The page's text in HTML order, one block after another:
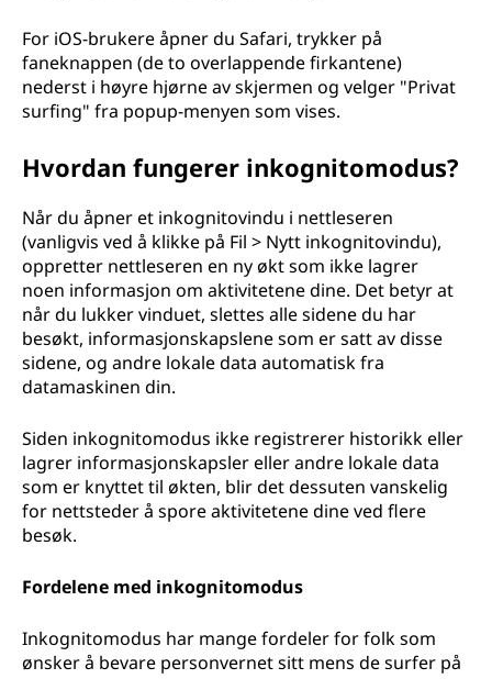
For iOS-brukere åpner du Safari, trykker på
faneknappen (de to overlappende firkantene)
nederst i høyre hjørne av skjermen og velger "Privat
surfing" fra popup-menyen som vises.
Hvordan fungerer inkognitomodus?
Når du åpner et inkognitovindu i nettleseren
(vanligvis ved å klikke på Fil > Nytt inkognitovindu),
oppretter nettleseren en ny økt som ikke lagrer
noen informasjon om aktivitetene dine. Det betyr at
når du lukker vinduet, slettes alle sidene du har
besøkt, informasjonskapslene som er satt av disse
sidene, og andre lokale data automatisk fra
datamaskinen din.
Siden inkognitomodus ikke registrerer historikk eller
lagrer informasjonskapsler eller andre lokale data
som er knyttet til økten, blir det dessuten vanskelig
for nettsteder å spore aktivitetene dine ved flere
besøk.
Fordelene med inkognitomodus
Inkognitomodus har mange fordeler for folk som
ønsker å bevare personvernet sitt mens de surfer på